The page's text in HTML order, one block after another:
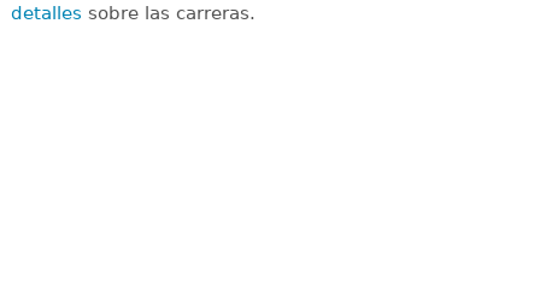
detalles sobre las carreras.